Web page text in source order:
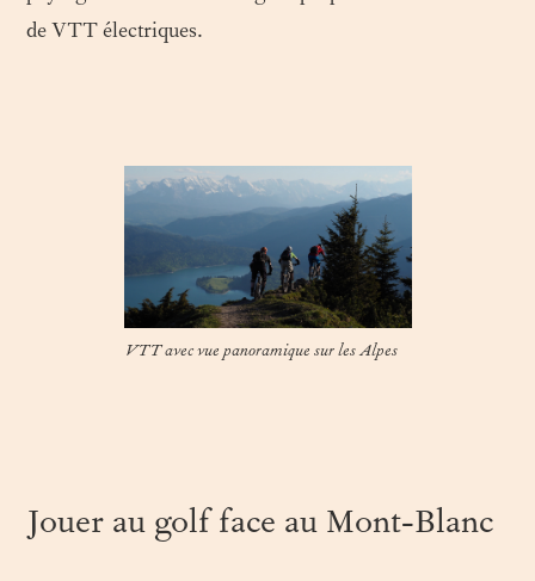
de VTT électriques.
VTT avec vue panoramique sur les Alpes
Jouer au golf face au Mont-Blanc